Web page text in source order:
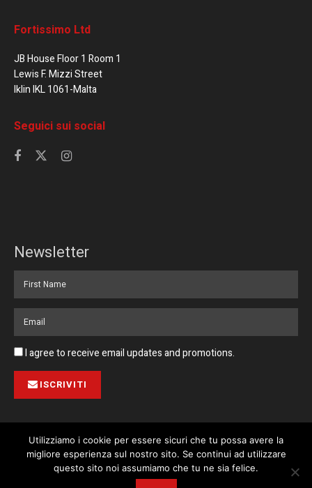
Fortissimo Ltd
JB House Floor 1 Room 1
Lewis F. Mizzi Street
Iklin IKL 1061-Malta
Seguici sui social
Newsletter
I agree to receive email updates and promotions.
ISCRIVITI
Pubblicità Collabora con noi Contatto Privacy Policy
This website uses cookies. By continuing to use this website you are
Utilizziamo i cookie per essere sicuri che tu possa avere la
migliore esperienza sul nostro sito. Se continui ad utilizzare
questo sito noi assumiamo che tu ne sia felice.